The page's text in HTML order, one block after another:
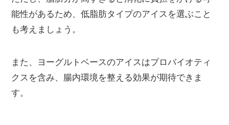
能性があるため、低脂肪タイプのアイスを選ぶこと
も考えましょう。
また、ヨーグルトベースのアイスはプロバイオティ
クスを含み、腸内環境を整える効果が期待できま
す。